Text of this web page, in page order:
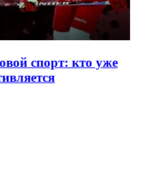
спорт: кто уже